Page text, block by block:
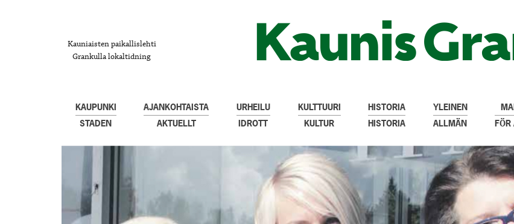
Kauniaisten paikallislehti
Grankulla lokaltidning
KAUPUNKI
STADEN
AJANKOHTAISTA
AKTUELLT
URHEILU
IDROTT
KULTTUURI
KULTUR
HISTORIA
HISTORIA
YLEINEN
ALLMÄN
FÖR